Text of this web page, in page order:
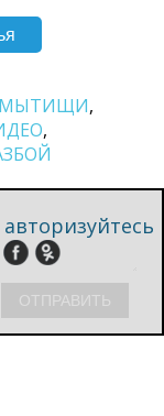
авторизуйтесь